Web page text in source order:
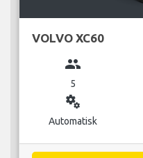
VOLVO XC60
group
5
miscellaneous_services
Automatisk